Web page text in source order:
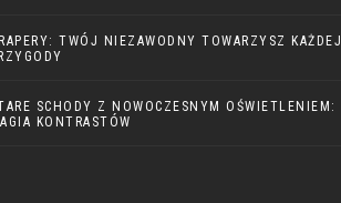
TWÓJ NIEZAWODNY TOWARZYSZ KAŻDEJ
SCHODY Z NOWOCZESNYM OŚWIETLENIEM:
KONTRASTÓW